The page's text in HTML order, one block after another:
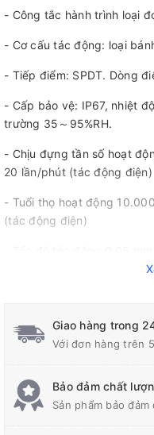
- Công tắc hành trình loại
- Cơ cấu tác động: loại
- Tiếp điểm: SPDT. Dòng
- Cấp bảo vệ: IP67, nhiệt
trường 35～95%RH.
- Chịu đựng tần số hoạt
20 lần/phút (tác động điện)
- Tuổi thọ hoạt động
(tác động điện)
Giao hàng trong
Với đơn hàng trên
Bảo đảm chất
Sản phẩm bảo